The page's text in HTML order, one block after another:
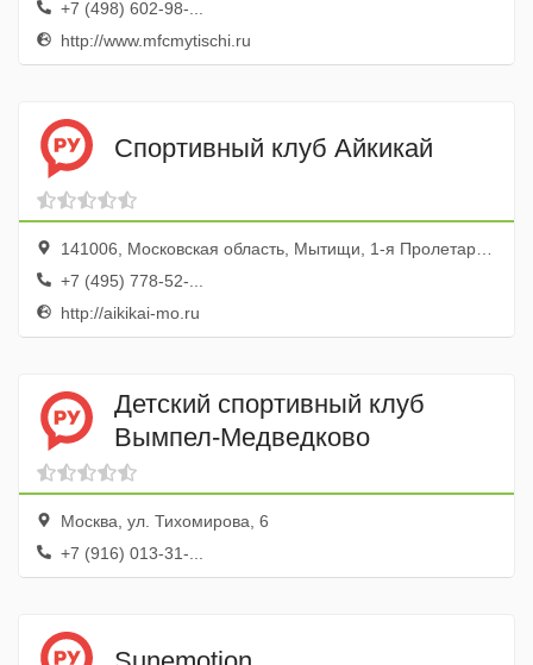
+7 (498) 602-98-...
http://www.mfcmytischi.ru
Спортивный клуб Айкикай
141006, Московская область, Мытищи, 1-я Пролетарская улица, 2
+7 (495) 778-52-...
http://aikikai-mo.ru
Детский спортивный клуб
Вымпел-Медведково
Москва, ул. Тихомирова, 6
+7 (916) 013-31-...